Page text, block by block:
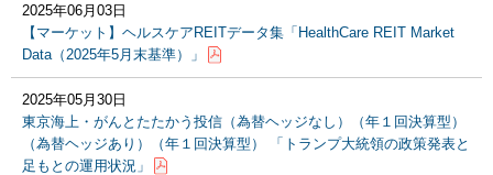
2025年06月03日
【マーケット】ヘルスケアREITデータ集「HealthCare REIT Market
Data（2025年5月末基準）」
2025年05月30日
東京海上・がんとたたかう投信（為替ヘッジなし）（年１回決算型）
（為替ヘッジあり）（年１回決算型） 「トランプ大統領の政策発表と
足もとの運用状況」